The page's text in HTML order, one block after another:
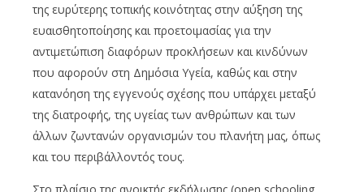
της ευρύτερης τοπικής κοινότητας στην αύξηση της
ευαισθητοποίησης και προετοιμασίας για την
αντιμετώπιση διαφόρων προκλήσεων και κινδύνων
που αφορούν στη Δημόσια Υγεία, καθώς και στην
κατανόηση της εγγενούς σχέσης που υπάρχει μεταξύ
της διατροφής, της υγείας των ανθρώπων και των
άλλων ζωντανών οργανισμών του πλανήτη μας, όπως
και του περιβάλλοντός τους.